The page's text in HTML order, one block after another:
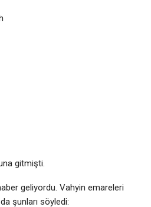
gitmişti.
geliyordu. Vahyin emareleri
şunları söyledi: